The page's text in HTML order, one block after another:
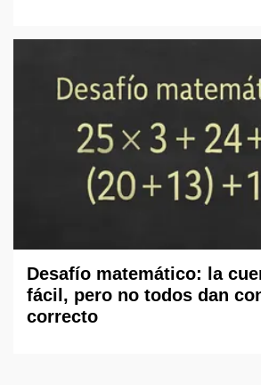
Desafío matemático: la
fácil, pero no todos dan
correcto